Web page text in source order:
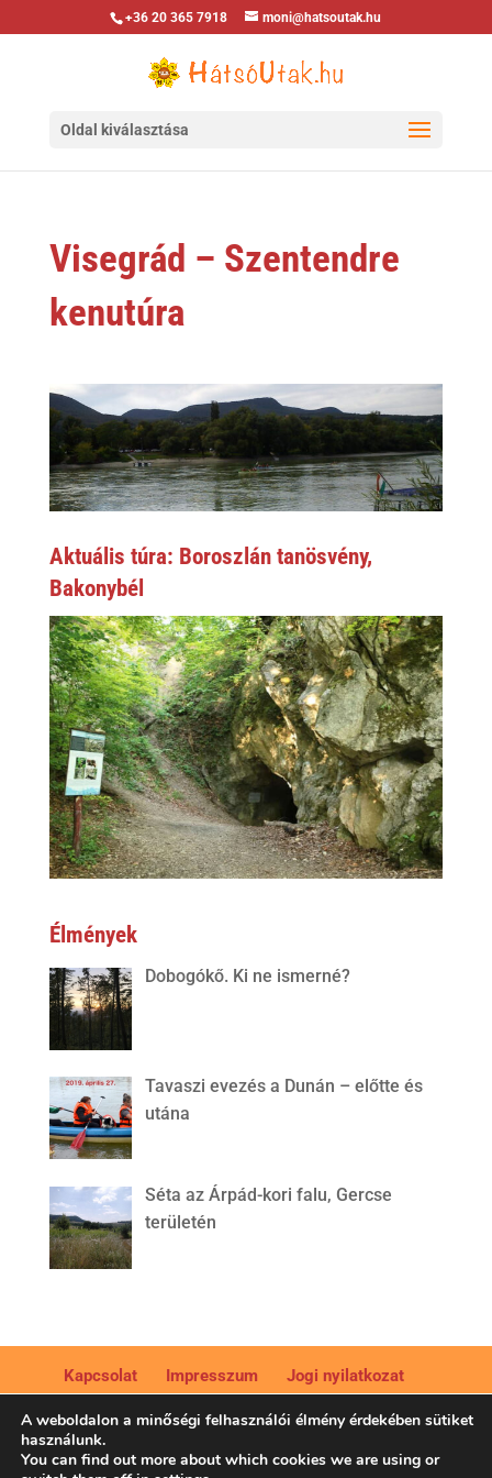
+36 20 365 7918 moni@hatsoutak.hu
Oldal kiválasztása
Visegrád – Szentendre
kenutúra
Aktuális túra: Boroszlán tanösvény,
Bakonybél
Élmények
Dobogókő. Ki ne ismerné?
Tavaszi evezés a Dunán – előtte és
utána
Séta az Árpád-kori falu, Gercse
területén
Kapcsolat Impresszum
Jogi nyilatkozat
A weboldalon a minőségi felhasználói élmény érdekében sütiket
használunk.
You can find out more about which cookies we are using or